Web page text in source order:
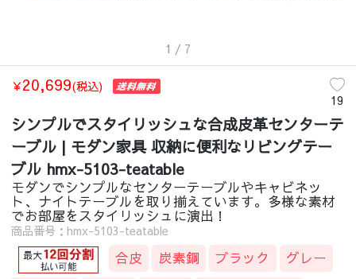
1 / 7
￥20,699(税込)
19
シンプルでスタイリッシュな合成皮革センターテ
ーブル | モダン家具 収納に便利なリビングテー
ブル hmx-5103-teatable
モダンでシンプルなセンターテーブルやキャビネッ
ト、ナイトテーブルを取り揃えています。多様な素材
でお部屋をスタイリッシュに演出！
商品番号：hmx-5103-teatable
合皮 炭素鋼 ブラック
グレー